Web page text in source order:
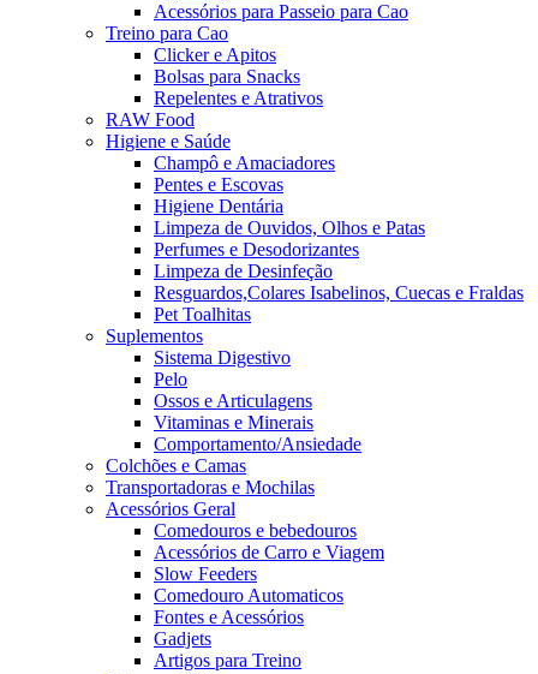
Acessórios para Passeio para Cao
Treino para Cao
Clicker e Apitos
Bolsas para Snacks
Repelentes e Atrativos
RAW Food
Higiene e Saúde
Champô e Amaciadores
Pentes e Escovas
Higiene Dentária
Limpeza de Ouvidos, Olhos e Patas
Perfumes e Desodorizantes
Limpeza de Desinfeção
Resguardos,Colares Isabelinos, Cuecas e Fraldas
Pet Toalhitas
Suplementos
Sistema Digestivo
Pelo
Ossos e Articulagens
Vitaminas e Minerais
Comportamento/Ansiedade
Colchões e Camas
Transportadoras e Mochilas
Acessórios Geral
Comedouros e bebedouros
Acessórios de Carro e Viagem
Slow Feeders
Comedouro Automaticos
Fontes e Acessórios
Gadjets
Artigos para Treino